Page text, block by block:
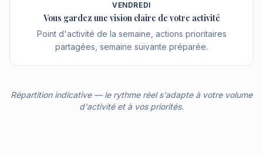
VENDREDI
Vous gardez une vision claire de votre activité
Point d'activité de la semaine, actions prioritaires
partagées, semaine suivante préparée.
Répartition indicative — le rythme réel s'adapte à votre volume
d'activité et à vos priorités.